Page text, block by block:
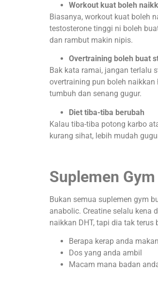
Workout kuat boleh
Biasanya, workout kuat boleh
testosterone tinggi ni boleh
dan rambut makin nipis.
Overtraining boleh buat
Bak kata ramai, jangan terlalu
overtraining pun boleh
tumbuh dan senang gugur.
Diet tiba-tiba berubah
Kalau tiba-tiba potong karbo
kurang sihat, lebih mudah
Suplemen
Bukan semua suplemen gym
anabolic. Creatine selalu kena
naikkan DHT, tapi dia tak terus
Berapa kerap anda
Dos yang anda ambil
Macam mana badan